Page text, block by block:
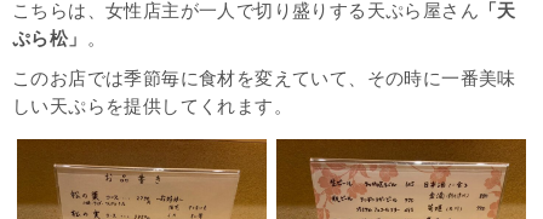
こちらは、女性店主が一人で切り盛りする天ぷら屋さん 「天
ぷら松」 。
このお店では季節毎に食材を変えていて、その時に一番美味
しい天ぷらを提供してくれます。